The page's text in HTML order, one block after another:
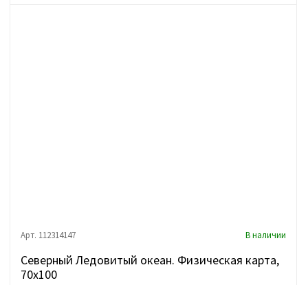
Арт. 112314147 В наличии
Северный Ледовитый океан. Физическая карта,
70х100